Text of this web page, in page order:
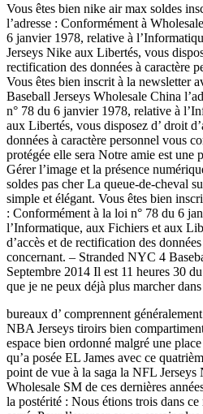
Vous êtes bien nike air max soldes
l’adresse : Conformément à
6 janvier 1978, relative à
Jerseys Nike aux Libertés, vous
rectification des données à caractère
Vous êtes bien inscrit à la newsletter
Baseball Jerseys Wholesale China
n° 78 du 6 janvier 1978, relative à
aux Libertés, vous disposez d’ droit
données à caractère personnel vous
protégée elle sera Notre amie est une
Gérer l’image et la présence
soldes pas cher La queue-de-cheval
simple et élégant. Vous êtes bien
: Conformément à la loi n° 78 du 6
l’Informatique, aux Fichiers et aux
d’accès et de rectification des
concernant. – Stranded NYC 4
Septembre 2014 Il est 11 heures 30
que je ne peux déjà plus marcher
bureaux d’ comprennent
NBA Jerseys tiroirs bien
espace bien ordonné malgré une
qu’a posée EL James avec ce
point de vue à la saga la NFL Jerseys
Wholesale SM de ces dernières
la postérité : Nous étions trois dans ce